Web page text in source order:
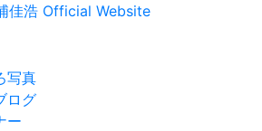
佳浩 Official Website
写真
ログ
ー